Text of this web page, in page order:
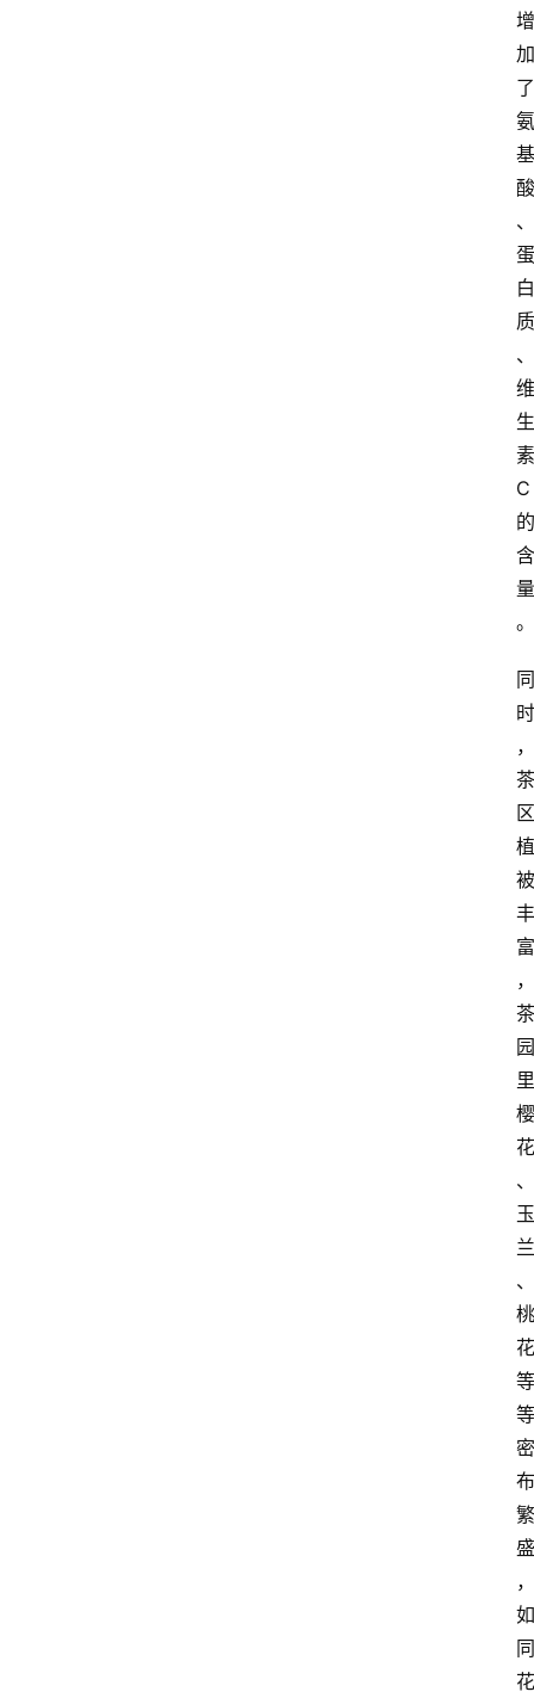
增
加
了
氨
基
酸
、
蛋
白
质
、
维
生
素
C
的
含
量
。
同
时
，
茶
区
植
被
丰
富
，
茶
园
里
樱
花
、
玉
兰
、
桃
花
等
等
密
布
繁
盛
，
如
同
花